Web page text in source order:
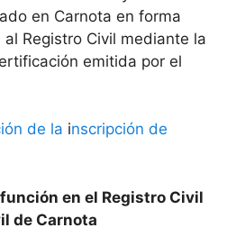
en Carnota en forma
Registro Civil mediante la
emitida por el
de la inscripción de
en el Registro Civil
de Carnota